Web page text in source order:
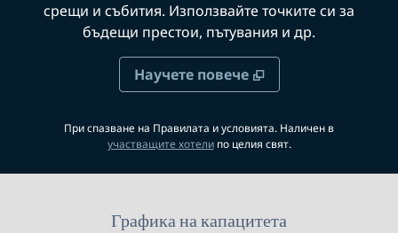
срещи и събития. Използвайте точките си за
бъдещи престои, пътувания и др.
Научете повече
При спазване на Правилата и условията. Наличен в
участващите хотели,отваря нов раздел
по целия свят.
Графика на капацитета